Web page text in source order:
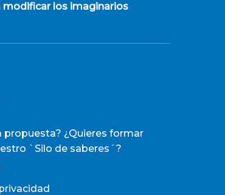
modificar los imaginarios
propuesta? ¿Quieres formar
`Silo de saberes´?